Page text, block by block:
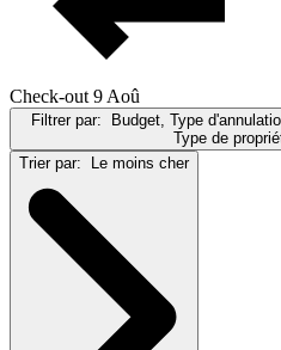
Check-out 9 Aoû
Filtrer par: Budget, Type
Type de
Trier par: Le moins cher